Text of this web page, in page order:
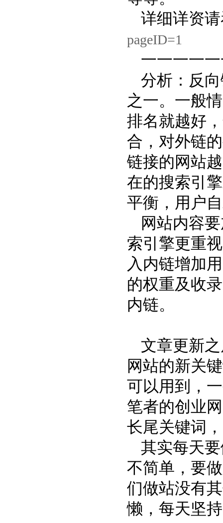
详细详资
pageID=1
一一一一
分析：反
之一。一般
排名就越好
合，对外链
链接的网站
在的搜索引
平衡，用户
网站内容
索引擎更重
入内链增加
的权重及收
内链。
文章更新
网站的新关
可以用到，
笔者的创业
长尾关键词
其实每天
不简单，要
们做站没有
懒，每天坚